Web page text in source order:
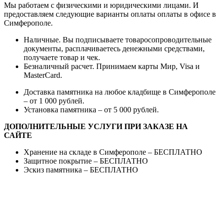
Мы работаем с физическими и юридическими лицами. И
предоставляем следующие варианты оплаты оплаты в офисе в
Симферополе.
Наличные. Вы подписываете товаросопроводительные
документы, расплачиваетесь денежными средствами,
получаете товар и чек.
Безналичный расчет. Принимаем карты Мир, Visa и
MasterCard.
Доставка памятника на любое кладбище в Симферополе
– от 1 000 рублей.
Установка памятника – от 5 000 рублей.
ДОПОЛНИТЕЛЬНЫЕ УСЛУГИ ПРИ ЗАКАЗЕ НА
САЙТЕ
Хранение на складе в Симферополе – БЕСПЛАТНО
Защитное покрытие – БЕСПЛАТНО
Эскиз памятника – БЕСПЛАТНО